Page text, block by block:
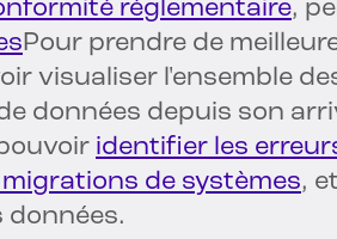
réglementaire,
Pour prendre de
visualiser l'ensemble
données depuis son
identifier les
de systèmes,
données.